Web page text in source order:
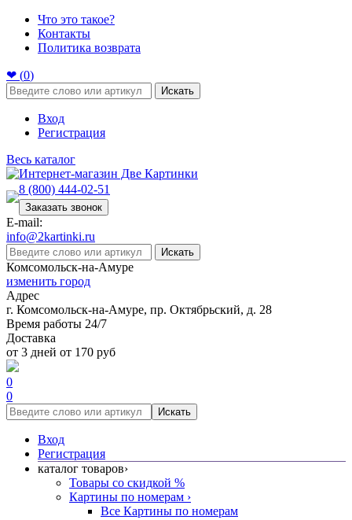
Что это такое?
Контакты
Политика возврата
❤ (0)
Искать
Вход
Регистрация
Весь каталог
8 (800) 444-02-51
Заказать звонок
E-mail:
info@2kartinki.ru
Искать
Комсомольск-на-Амуре
изменить город
Адрес
г. Комсомольск-на-Амуре, пр. Октябрьский, д. 28
Время работы 24/7
Доставка
от 3 дней от 170 руб
0
0
Искать
Вход
Регистрация
каталог товаров›
Товары со скидкой %
Картины по номерам ›
Все Картины по номерам